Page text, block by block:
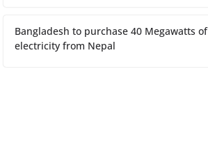
Bangladesh to purchase 40 Megawatts of
electricity from Nepal